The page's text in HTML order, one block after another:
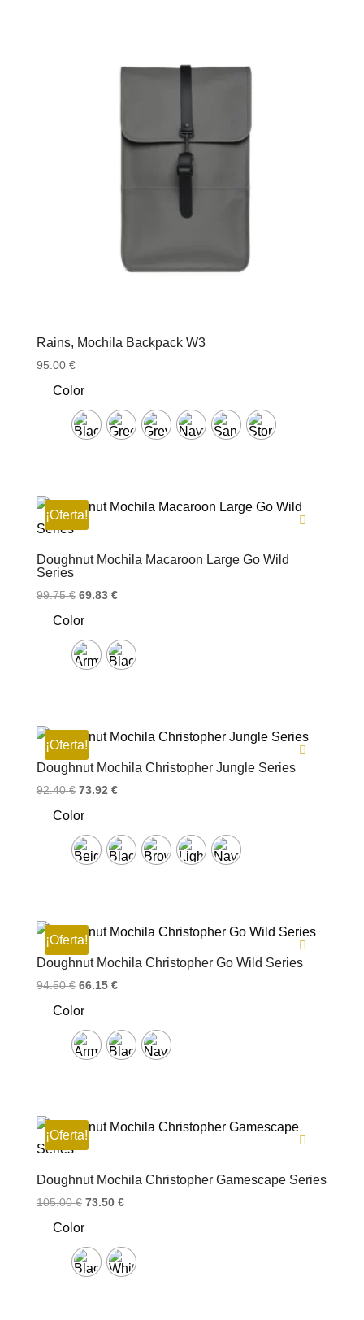
Rains, Mochila Backpack W3
95.00 €
Color
¡Oferta!
Doughnut Mochila Macaroon Large Go Wild
Series
99.75€ El
era:
99.75 €.
69.83 €El
es:
69.83 €.
Color
¡Oferta!
Doughnut Mochila Christopher Jungle Series
92.40€ El
era:
92.40 €.
73.92 €El
es:
73.92 €.
Color
¡Oferta!
Doughnut Mochila Christopher Go Wild Series
94.50€ El
era:
94.50 €.
66.15 €El
es:
66.15 €.
Color
¡Oferta!
Doughnut Mochila Christopher Gamescape Series
105.00€ El
era:
105.00 €.
73.50 €El
es:
73.50 €.
Color